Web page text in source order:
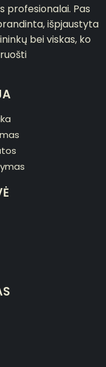
profesionalai. Pas
išpjaustyta
bei viskas, ko